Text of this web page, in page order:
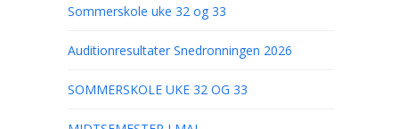
Sommerskole uke 32 og 33
Auditionresultater Snedronningen 2026
SOMMERSKOLE UKE 32 OG 33